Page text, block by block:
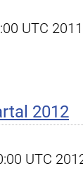
UTC 2011
2012
UTC